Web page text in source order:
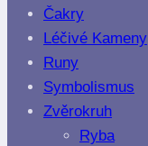
Čakry
Léčivé Kameny
Runy
Symbolismus
Zvěrokruh
Ryba